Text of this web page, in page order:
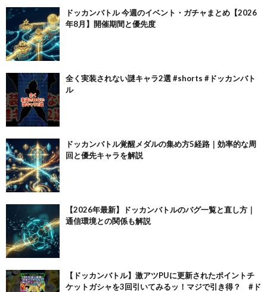
ドッカンバトル 今週のイベント・ガチャまとめ【2026
年8月】開催期間と優先度
全く実装されない謎キャラ2選 #shorts #ドッカンバト
ル
ドッカンバトル覚醒メダルの集め方5経路｜効率的な周
回と優先キャラを解説
【2026年最新】ドッカンバトルのバグ一覧と直し方｜
通信環境との関係も解説
【ドッカンバトル】激アツPUに更新されたポイントチ
ケットガシャを3回引いてみるッ！マジで引き得？ #ド